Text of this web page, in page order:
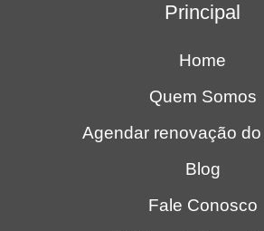
Principal
Home
Quem Somos
Agendar renovação
Blog
Fale Conosco